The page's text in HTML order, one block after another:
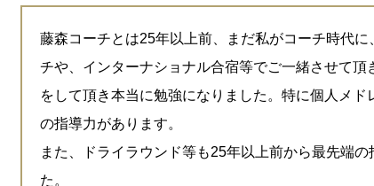
藤森コーチとは25年以上前、まだ私がコーチ時代
チや、インターナショナル合宿等でご一緒させて頂
をして頂き本当に勉強になりました。特に個人メド
の指導力があります。
また、ドライラウンド等も25年以上前から最先端
た。